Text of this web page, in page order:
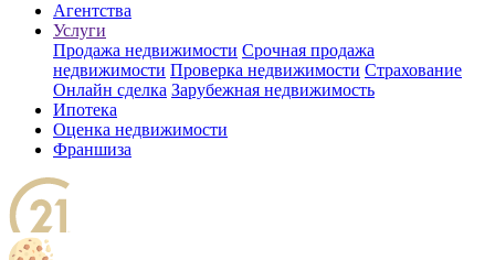
Агентства
Услуги
Продажа недвижимости Срочная продажа
недвижимости Проверка недвижимости Страхование
Онлайн сделка Зарубежная недвижимость
Ипотека
Оценка недвижимости
Франшиза